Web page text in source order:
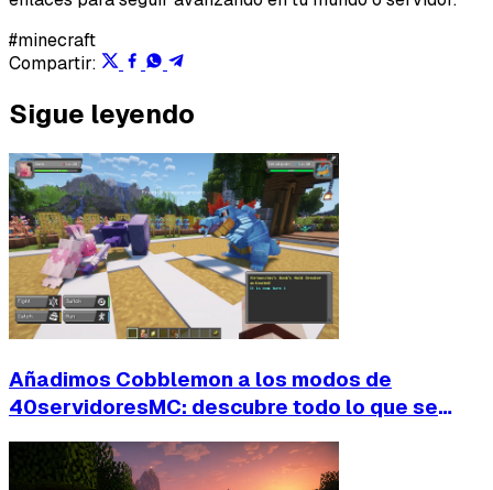
#minecraft
Compartir:
Sigue leyendo
Añadimos Cobblemon a los modos de
40servidoresMC: descubre todo lo que se